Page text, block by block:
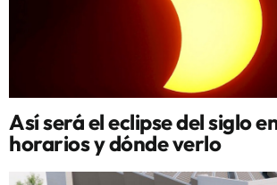
Así será el eclipse del siglo
horarios y dónde verlo